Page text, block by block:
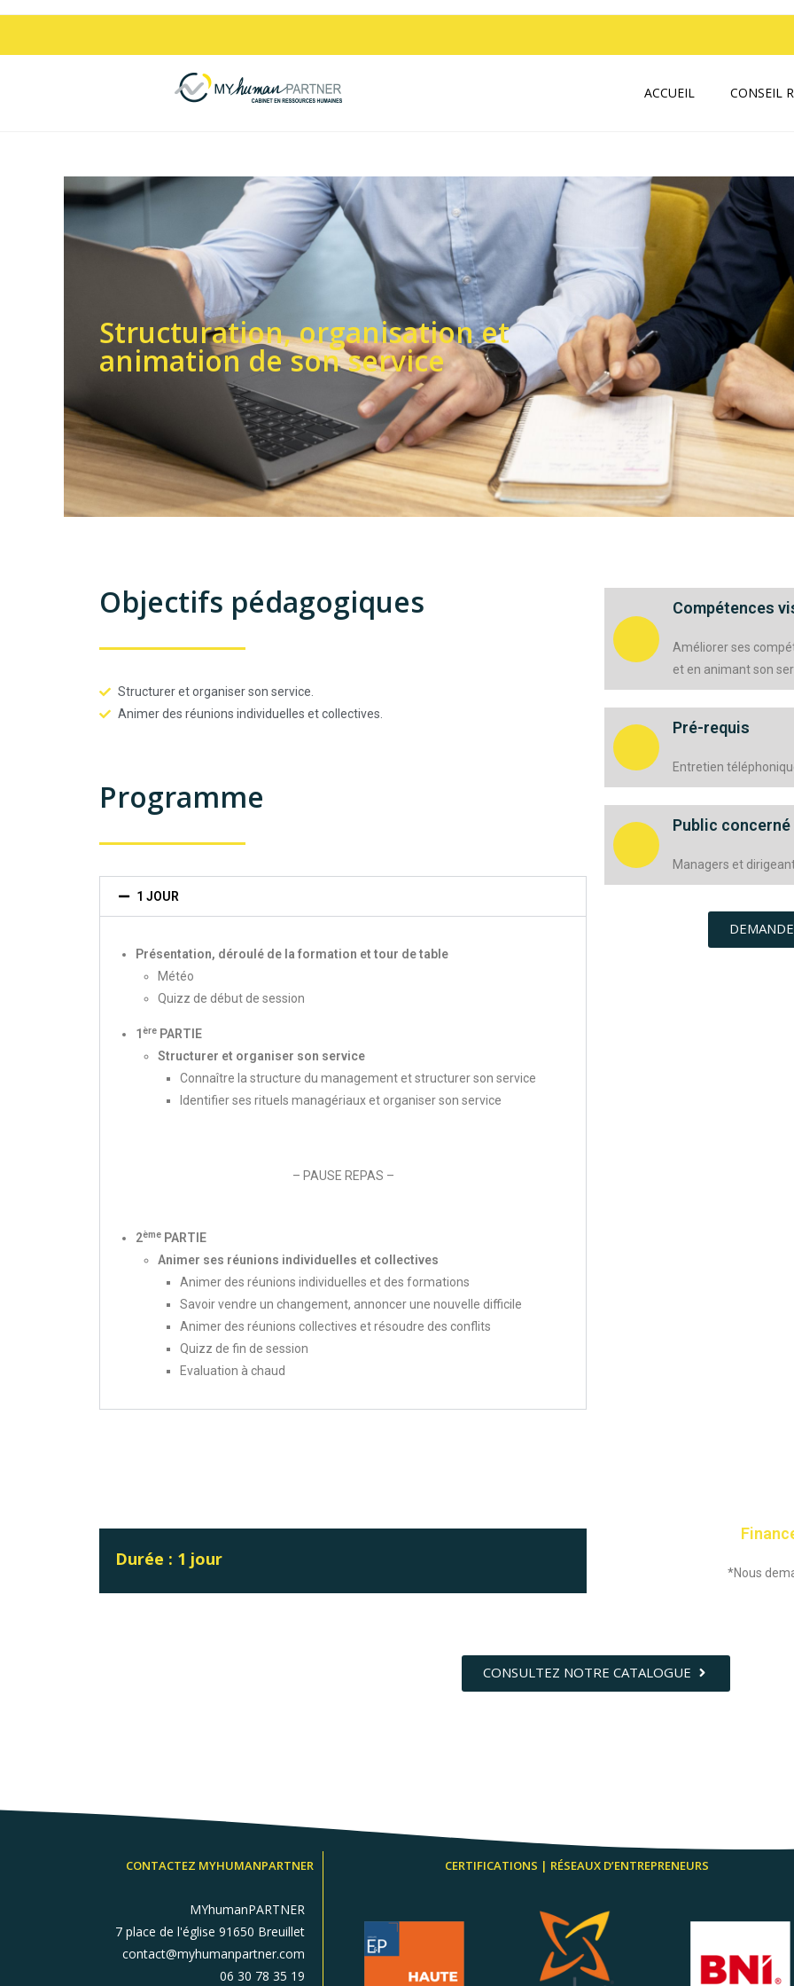
ACCUEIL CONSEIL
Structuration, organisation et
animation de son service
Objectifs pédagogiques
Structurer et organiser son service.
Animer des réunions individuelles et collectives.
Programme
1 JOUR
Présentation, déroulé de la formation et tour de table
Météo
Quizz de début de session
1 ère PARTIE
Structurer et organiser son service
Connaître la structure du management et structurer son service
Identifier ses rituels managériaux et organiser son service
– PAUSE REPAS –
2ème PARTIE
Animer ses réunions individuelles et collectives
Animer des réunions individuelles et des formations
Savoir vendre un changement, annoncer une nouvelle difficile
Animer des réunions collectives et résoudre des conflits
Quizz de fin de session
Evaluation à chaud
Compétences
Améliorer ses
et en animant son
Pré-requis
Entretien
Public concerné
Managers et
Durée : 1 jour
*Nous
CONSULTEZ NOTRE CATALOGUE
CONTACTEZ MYHUMANPARTNER
MYhumanPARTNER
7 place de l'église 91650 Breuillet
contact@myhumanpartner.com
06 30 78 35 19
CERTIFICATIONS | RÉSEAUX D’ENTREPRENEURS